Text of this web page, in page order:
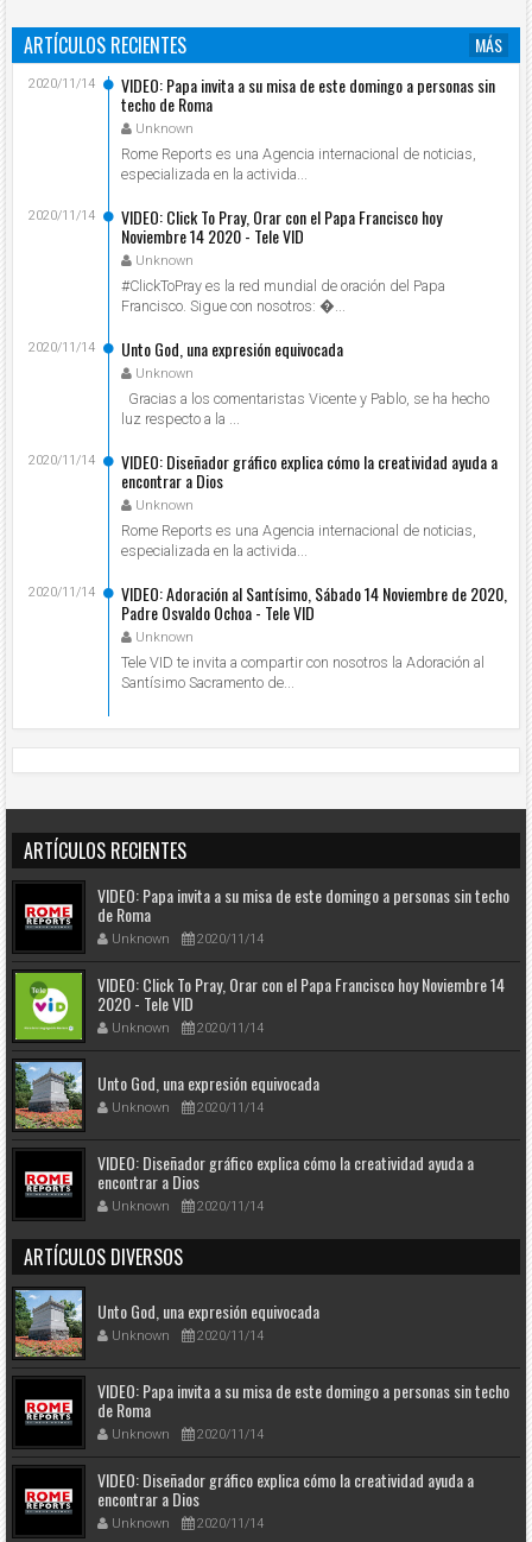
ARTÍCULOS RECIENTES
MÁS
VIDEO: Papa invita a su misa de este domingo a personas sin
techo de Roma
Unknown
2020/11/14
Rome Reports es una Agencia internacional de noticias,
especializada en la activida...
VIDEO: Click To Pray, Orar con el Papa Francisco hoy
Noviembre 14 2020 - Tele VID
Unknown
2020/11/14
#ClickToPray es la red mundial de oración del Papa
Francisco. Sigue con nosotros: ...
Unto God, una expresión equivocada
Unknown
2020/11/14
Gracias a los comentaristas Vicente y Pablo, se ha hecho
luz respecto a la ...
VIDEO: Diseñador gráfico explica cómo la creatividad ayuda a
encontrar a Dios
Unknown
2020/11/14
Rome Reports es una Agencia internacional de noticias,
especializada en la activida...
VIDEO: Adoración al Santísimo, Sábado 14 Noviembre de 2020,
Padre Osvaldo Ochoa - Tele VID
Unknown
2020/11/14
Tele VID te invita a compartir con nosotros la Adoración al
Santísimo Sacramento de...
ARTÍCULOS RECIENTES
VIDEO: Papa invita a su misa de este domingo a personas sin techo
de Roma
Unknown 2020/11/14
VIDEO: Click To Pray, Orar con el Papa Francisco hoy Noviembre 14
2020 - Tele VID
Unknown 2020/11/14
Unto God, una expresión equivocada
Unknown 2020/11/14
VIDEO: Diseñador gráfico explica cómo la creatividad ayuda a
encontrar a Dios
Unknown 2020/11/14
ARTÍCULOS DIVERSOS
Unto God, una expresión equivocada
Unknown 2020/11/14
VIDEO: Papa invita a su misa de este domingo a personas sin techo
de Roma
Unknown 2020/11/14
VIDEO: Diseñador gráfico explica cómo la creatividad ayuda a
encontrar a Dios
Unknown 2020/11/14